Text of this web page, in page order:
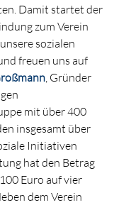
Damit startet der
zum Verein
sozialen
freuen uns auf
, Gründer
mit über 400
insgesamt über
Initiativen
hat den Betrag
Euro auf vier
dem Verein